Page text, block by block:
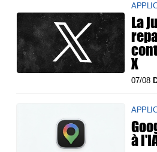
La
X
07/08
à